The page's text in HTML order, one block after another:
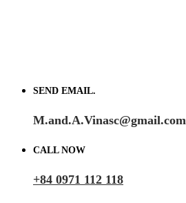
SEND EMAIL.
M.and.A.Vinasc@gmail.com
CALL NOW
+84 0971 112 118